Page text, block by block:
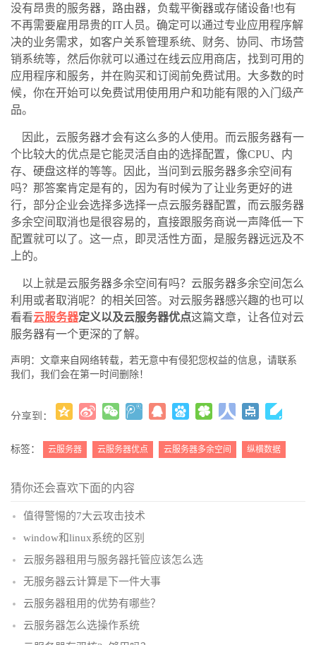
没有昂贵的服务器，路由器，负载平衡器或存储设备!也有
不再需要雇用昂贵的IT人员。确定可以通过专业应用程序解
决的业务需求，如客户关系管理系统、财务、协同、市场营
销系统等，然后你就可以通过在线云应用商店，找到可用的
应用程序和服务，并在购买和订阅前免费试用。大多数的时
候，你在开始可以免费试用使用用户和功能有限的入门级产
品。
因此，云服务器才会有这么多的人使用。而云服务器有一
个比较大的优点是它能灵活自由的选择配置，像CPU、内
存、硬盘这样的等等。因此，当问到云服务器多余空间有
吗？那答案肯定是有的，因为有时候为了让业务更好的进
行，部分企业会选择多选择一点云服务器配置，而云服务器
多余空间取消也是很容易的，直接跟服务商说一声降低一下
配置就可以了。这一点，即灵活性方面，是服务器远远及不
上的。
以上就是云服务器多余空间有吗？云服务器多余空间怎么
利用或者取消呢？的相关回答。对云服务器感兴趣的也可以
看看云服务器定义以及云服务器优点这篇文章，让各位对云
服务器有一个更深的了解。
声明：文章来自网络转载，若无意中有侵犯您权益的信息，请联系
我们，我们会在第一时间删除！
分享到：
( )
标签： 云服务器 云服务器优点 云服务器多余空间 纵横数据
猜你还会喜欢下面的内容
值得警惕的7大云攻击技术
window和linux系统的区别
云服务器租用与服务器托管应该怎么选
无服务器云计算是下一件大事
云服务器租用的优势有哪些？
云服务器怎么选操作系统